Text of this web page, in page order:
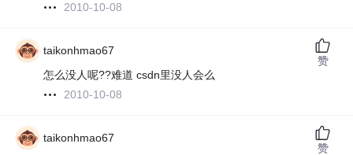
2010-10-08
taikonhmao67
怎么没人呢??难道 csdn里没人会么
2010-10-08
赞
taikonhmao67
赞